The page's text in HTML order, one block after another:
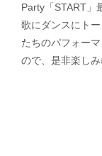
Party「START」
歌にダンスにト
たちのパフォー
ので、是非楽し